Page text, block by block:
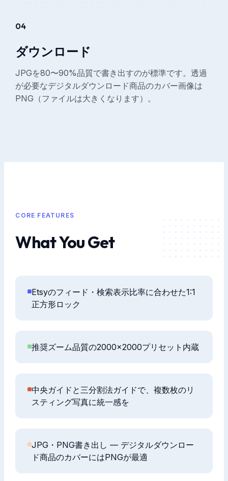
04
ダウンロード
JPGを80〜90%品質で書き出すのが標準です。透過
が必要なデジタルダウンロード商品のカバー画像は
PNG（ファイルは大きくなります）。
CORE FEATURES
What You Get
Etsyのフィード・検索表示比率に合わせた1:1
正方形ロック
推奨ズーム品質の2000×2000プリセット内蔵
中央ガイドと三分割法ガイドで、複数枚のリ
スティング写真に統一感を
JPG・PNG書き出し — デジタルダウンロー
ド商品のカバーにはPNGが最適